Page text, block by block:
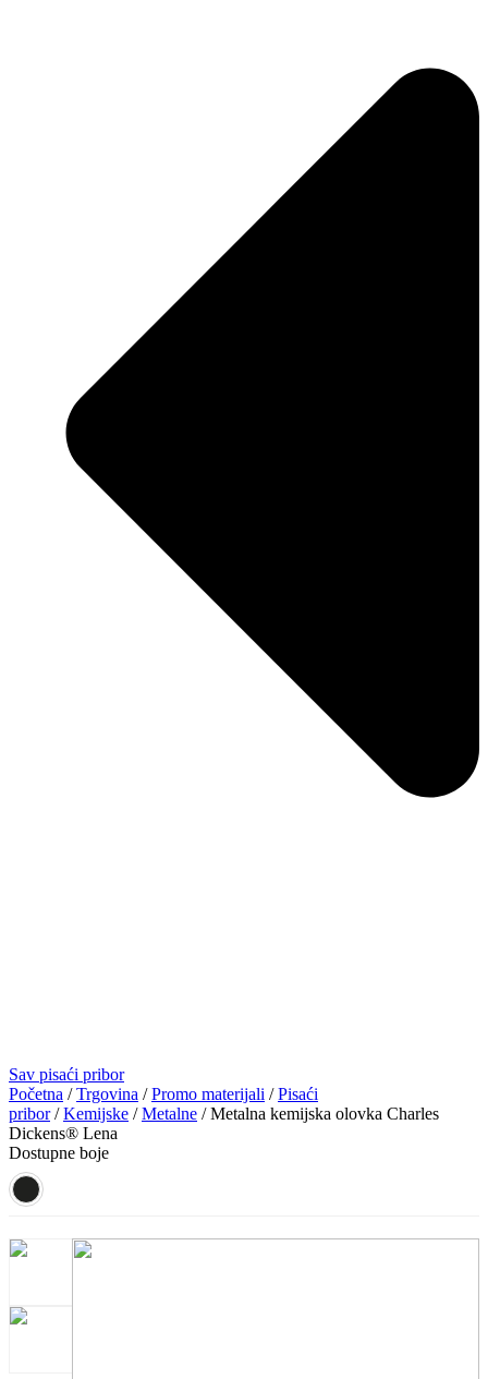
Sav pisaći pribor
Početna /Trgovina /Promo materijali /Pisaći
pribor/Kemijske /Metalne / Metalna kemijska olovka Charles
Dickens® Lena
Dostupne boje